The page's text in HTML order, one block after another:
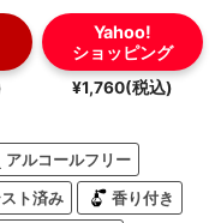
Yahoo!
ショッピング
¥1,760(税込)
アルコールフリー
ト済み 香り付き